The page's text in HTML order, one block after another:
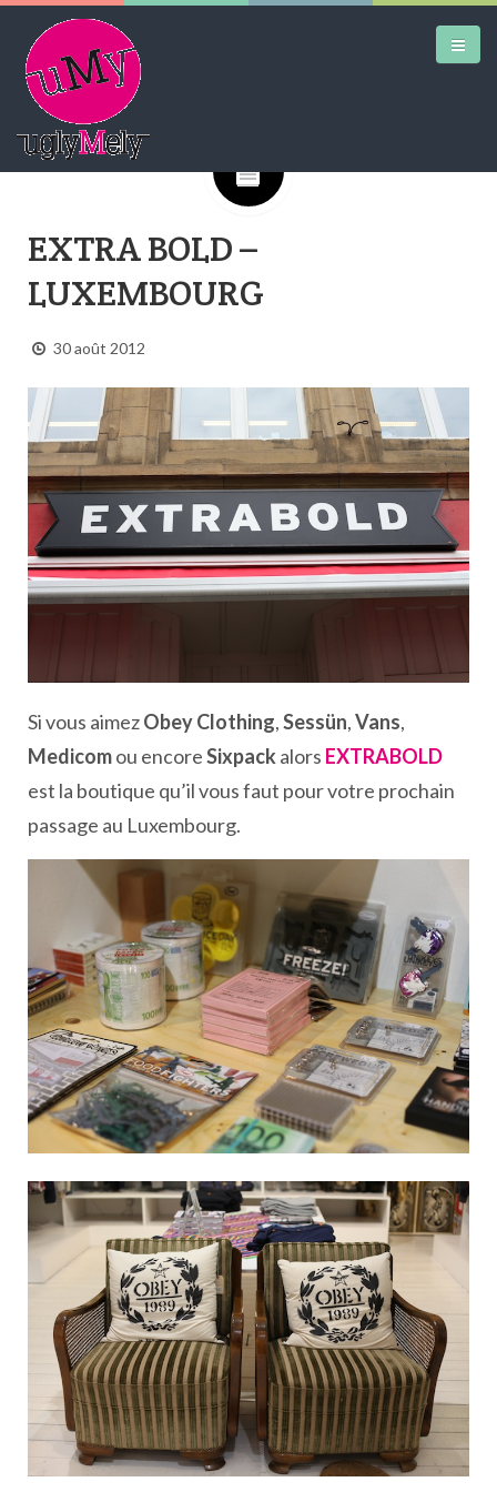
AIRTRAINERPEDIA
STREET ART
CONTACT
Google+
EXTRA BOLD –
LUXEMBOURG
30 août 2012
Si vous aimezObey Clothing,Sessün,Vans,
Medicomou encoreSixpack alors EXTRABOLD
est la boutique qu’il vous faut pour votre prochain
passage au Luxembourg.